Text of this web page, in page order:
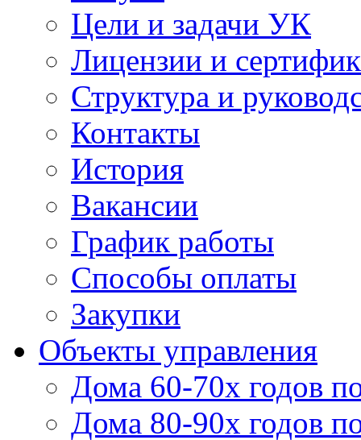
Цели и задачи УК
Лицензии и
Структура и
Контакты
История
Вакансии
График работы
Способы оплаты
Закупки
Объекты управления
Дома 60-70х годов
Дома 80-90х годов